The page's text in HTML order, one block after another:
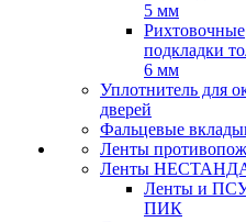
5 мм
Рихтовочные
подкладки
6 мм
Уплотнитель для
дверей
Фальцевые
Ленты
Ленты
Ленты и
ПИК